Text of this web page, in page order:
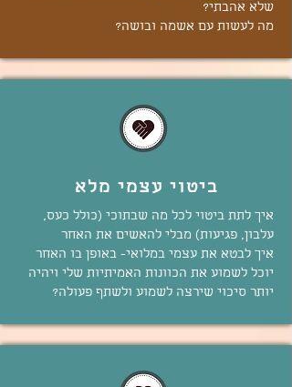
שלא אהבתי?
מה לעשות עם אשמה ובושה?
ביטוי עצמי מלא
איך לתת ביטוי לכל מה שבתוכי (כולל כעס,
עלבון, פגיעות) מבלי להאשים את האחר
איך לבטא את עצמי במלואי- באופן בו האחר
יוכל לשמוע את הכוונות האמיתיות שלי ויהיה
יותר סיכוי שירצה לשמוע ולשתף פעולה?